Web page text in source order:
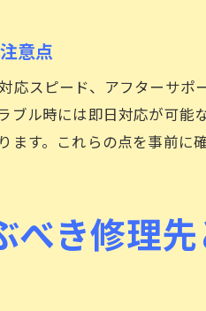
板金塗装後の車トラブ
車修理店選びで信頼感
西宮や加古川など地域密
スタッフ対応が良い修理
車の安全を守るため信
意点
スピード、アフターサ
ブル時には即日対応が可
す。これらの点を事前に
べき修理